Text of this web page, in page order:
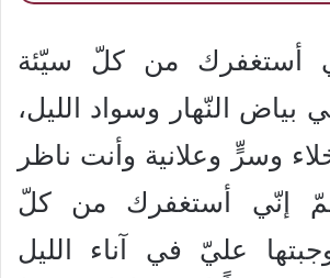
أستغفرك من كلّ سيّئة
بياض النّهار وسواد الليل،
وسرٍّ وعلانية وأنت ناظر
إنّي أستغفرك من كلّ
عليّ في آناء الليل